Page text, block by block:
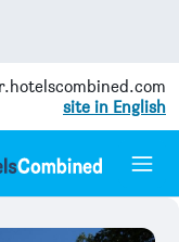
site in English